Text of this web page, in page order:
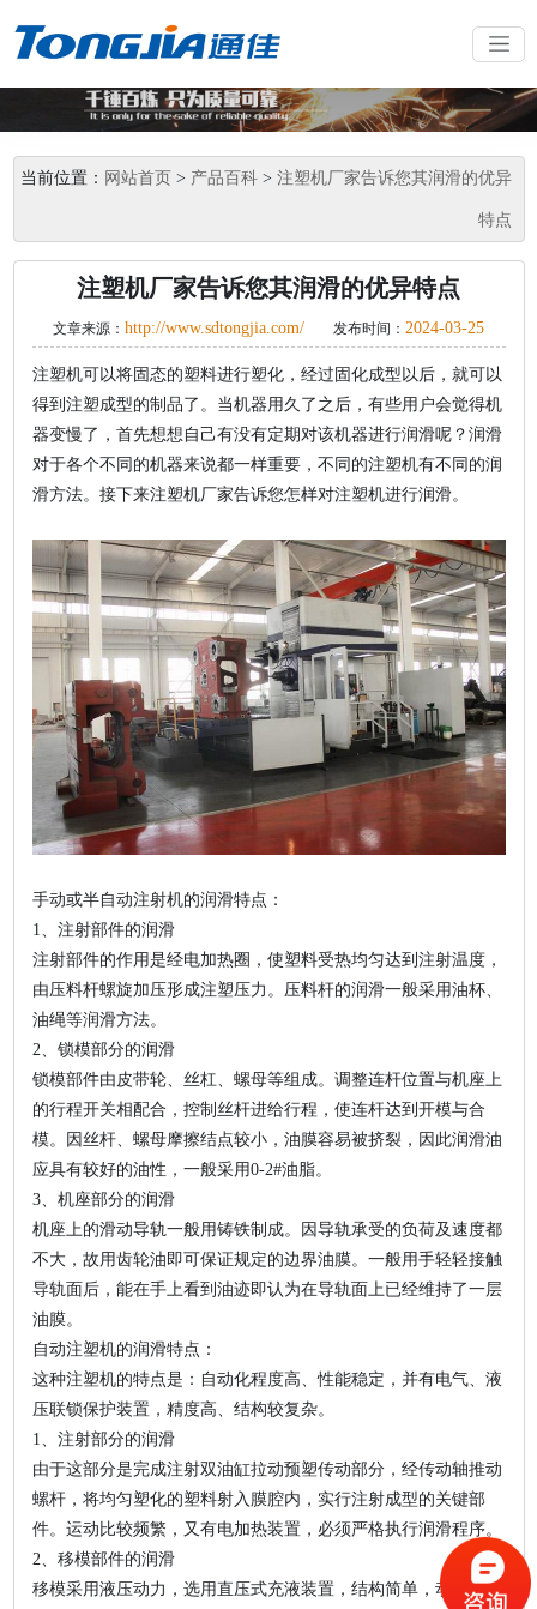
当前位置： 网站首页 > 产品百科> 注塑机厂家告诉您其润滑的优异
特点
注塑机厂家告诉您其润滑的优异特点
文章来源： http://www.sdtongjia.com/ 发布时间： 2024-03-25
注塑机可以将固态的塑料进行塑化，经过固化成型以后，就可以
得到注塑成型的制品了。当机器用久了之后，有些用户会觉得机
器变慢了，首先想想自己有没有定期对该机器进行润滑呢？润滑
对于各个不同的机器来说都一样重要，不同的注塑机有不同的润
滑方法。接下来注塑机厂家告诉您怎样对注塑机进行润滑。
手动或半自动注射机的润滑特点：
1、注射部件的润滑
注射部件的作用是经电加热圈，使塑料受热均匀达到注射温度，
由压料杆螺旋加压形成注塑压力。压料杆的润滑一般采用油杯、
油绳等润滑方法。
2、锁模部分的润滑
锁模部件由皮带轮、丝杠、螺母等组成。调整连杆位置与机座上
的行程开关相配合，控制丝杆进给行程，使连杆达到开模与合
模。因丝杆、螺母摩擦结点较小，油膜容易被挤裂，因此润滑油
应具有较好的油性，一般采用0-2#油脂。
3、机座部分的润滑
机座上的滑动导轨一般用铸铁制成。因导轨承受的负荷及速度都
不大，故用齿轮油即可保证规定的边界油膜。一般用手轻轻接触
导轨面后，能在手上看到油迹即认为在导轨面上已经维持了一层
油膜。
自动注塑机的润滑特点：
这种注塑机的特点是：自动化程度高、性能稳定，并有电气、液
压联锁保护装置，精度高、结构较复杂。
1、注射部分的润滑
由于这部分是完成注射双油缸拉动预塑传动部分，经传动轴推动
螺杆，将均匀塑化的塑料射入膜腔内，实行注射成型的关键部
件。运动比较频繁，又有电加热装置，必须严格执行润滑程序。
2、移模部件的润滑
移模采用液压动力，选用直压式充液装置，结构简单，动作可